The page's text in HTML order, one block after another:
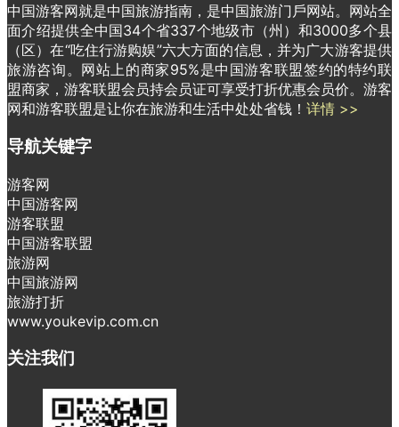
中国游客网就是中国旅游指南，是中国旅游门戶网站。网站全
面介绍提供全中国34个省337个地级市（州）和3000多个县
（区）在“吃住行游购娱”六大方面的信息，并为广大游客提供
旅游咨询。网站上的商家95%是中国游客联盟签约的特约联
盟商家，游客联盟会员持会员证可享受打折优惠会员价。游客
网和游客联盟是让你在旅游和生活中处处省钱！ 详情 >>
导航关键字
游客网
中国游客网
游客联盟
中国游客联盟
旅游网
中国旅游网
旅游打折
www.youkevip.com.cn
关注我们